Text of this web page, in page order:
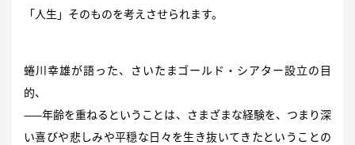
「人生」そのものを考えさせられます。
蜷川幸雄が語った、さいたまゴールド・シアター設立の目
的、
——年齢を重ねるということは、さまざまな経験を、つまり深
い喜びや悲しみや平穏な日々を生き抜いてきたということの